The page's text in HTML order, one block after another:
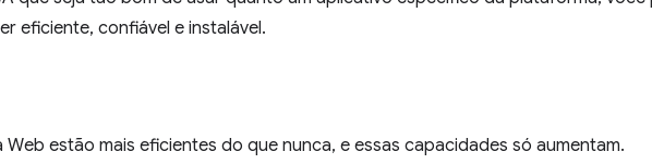
eficiente, confiável e instalável.
Web estão mais eficientes do que nunca, e essas capacidades só aumentam.